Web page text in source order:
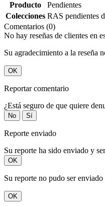
Producto
Pendientes
Colecciones RAS pendientes
Comentarios (0)
No hay reseñas de clientes en
Su agradecimiento a la reseña
OK
Reportar comentario
¿Está seguro de que quiere
No Sí
Reporte enviado
Su reporte ha sido enviado y
OK
Su reporte no pudo ser enviado
OK